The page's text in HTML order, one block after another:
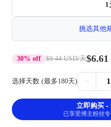
1
挑选其他
30% off $9.44 USD/天
选择天数 (最多180天) − 1
立即购买 -
已享受博主粉丝